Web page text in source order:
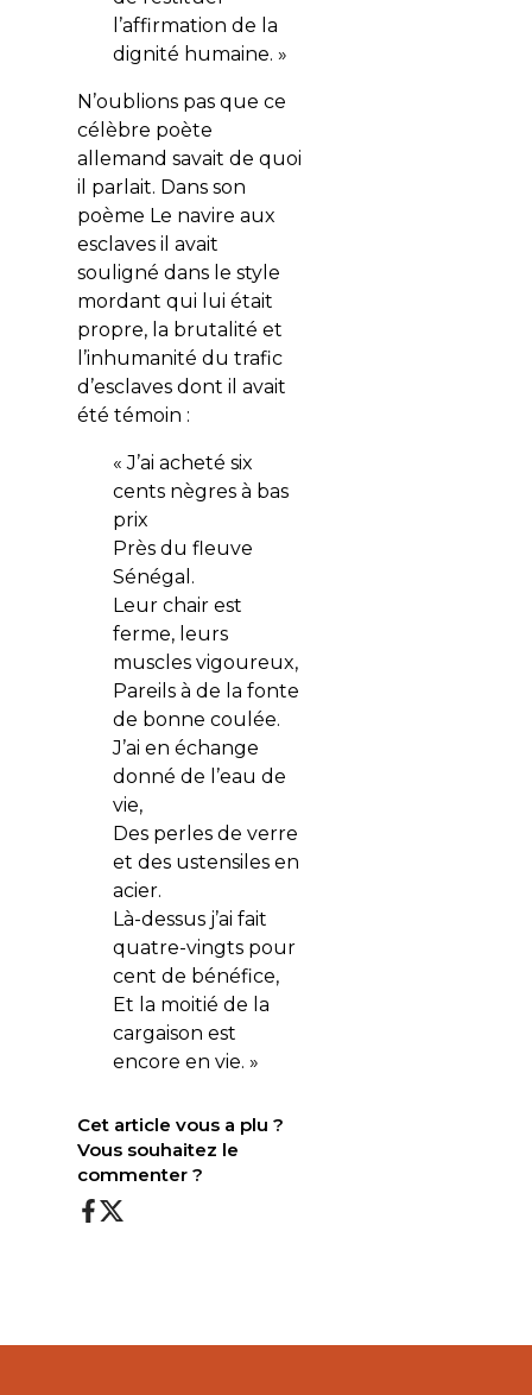
l’affirmation de la
dignité humaine. »
N’oublions pas que ce
célèbre poète
allemand savait de quoi
il parlait. Dans son
poème Le navire aux
esclaves il avait
souligné dans le style
mordant qui lui était
propre, la brutalité et
l’inhumanité du trafic
d’esclaves dont il avait
été témoin :
« J’ai acheté six
cents nègres à bas
prix
Près du fleuve
Sénégal.
Leur chair est
ferme, leurs
muscles vigoureux,
Pareils à de la fonte
de bonne coulée.
J’ai en échange
donné de l’eau de
vie,
Des perles de verre
et des ustensiles en
acier.
Là-dessus j’ai fait
quatre-vingts pour
cent de bénéfice,
Et la moitié de la
cargaison est
encore en vie. »
Cet article vous a plu ?
Vous souhaitez le
commenter ?